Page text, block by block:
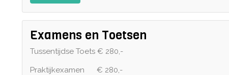
Examens en Toetsen
Tussentijdse Toets € 280,-
Praktijkexamen € 280,-